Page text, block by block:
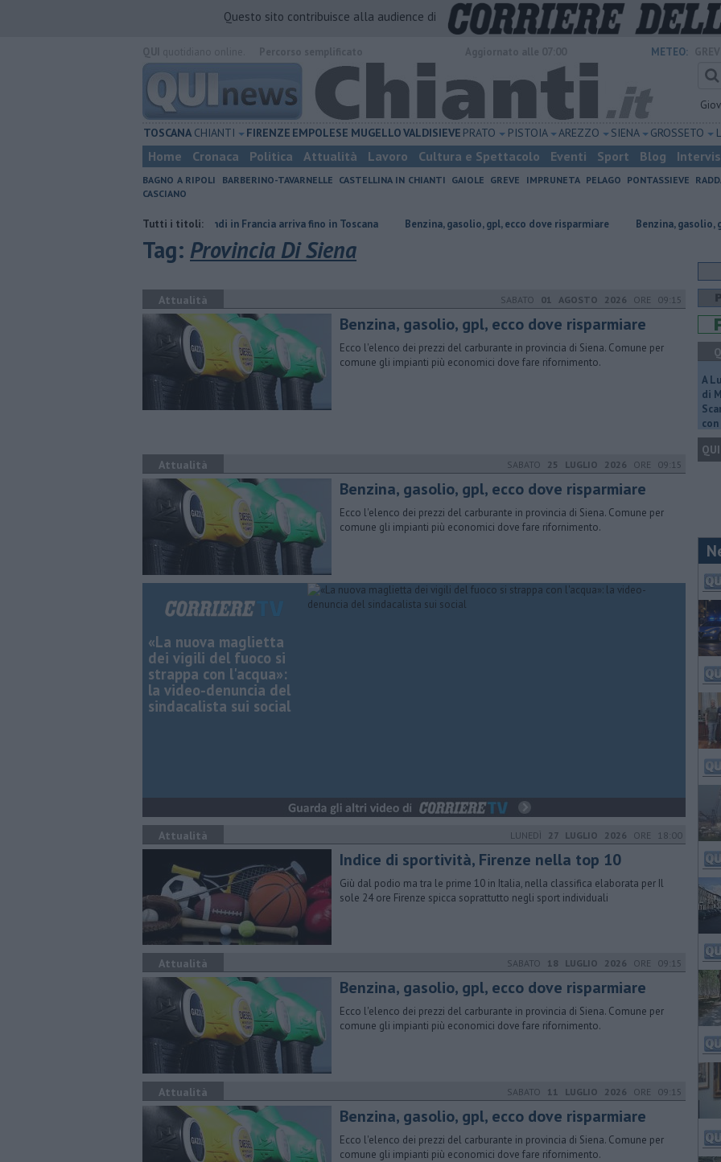
Questo sito contribuisce alla audience di
METEO:
TOSCANA CHIANTI FIRENZE EMPOLESE MUGELLOVALDISIEVE PRATO PISTOIA AREZZO SIENA GROSSETO
Home Cronaca Politica Attualità Lavoro Cultura e Spettacolo Eventi Sport Blog
BAGNO A RIPOLI BARBERINO-TAVARNELLE CASTELLINA IN CHIANTI GAIOLE GREVE IMPRUNETA PELAGO PONTASSIEVE
CASCIANO
Tutti i titoli:
L'odore degli incendi in Francia arriva fino in Toscana ​Benzina, gasolio, gpl, ecco dove risparmiare ​Benzina, gasolio, gpl, ecco dove
Tag: Provincia Di Siena
Attualità SABATO 01 AGOSTO 2026 ORE 09:15
​Benzina, gasolio, gpl, ecco dove risparmiare
Ecco l'elenco dei prezzi del carburante in provincia di Siena. Comune per
comune gli impianti più economici dove fare rifornimento.
Attualità SABATO 25 LUGLIO 2026 ORE 09:15
​Benzina, gasolio, gpl, ecco dove risparmiare
Ecco l'elenco dei prezzi del carburante in provincia di Siena. Comune per
comune gli impianti più economici dove fare rifornimento.
«La nuova maglietta
dei vigili del fuoco si
strappa con l'acqua»:
la video-denuncia del
sindacalista sui social
Attualità LUNEDÌ 27 LUGLIO 2026 ORE 18:00
Indice di sportività, Firenze nella top 10
Giù dal podio ma tra le prime 10 in Italia, nella classifica elaborata per Il
sole 24 ore Firenze spicca soprattutto negli sport individuali
Attualità SABATO 18 LUGLIO 2026 ORE 09:15
​Benzina, gasolio, gpl, ecco dove risparmiare
Ecco l'elenco dei prezzi del carburante in provincia di Siena. Comune per
comune gli impianti più economici dove fare rifornimento.
Attualità SABATO 11 LUGLIO 2026 ORE 09:15
​Benzina, gasolio, gpl, ecco dove risparmiare
Ecco l'elenco dei prezzi del carburante in provincia di Siena. Comune per
comune gli impianti più economici dove fare rifornimento.
A
di
QUI